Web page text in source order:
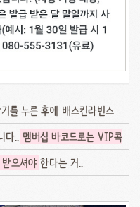
를 누른 후에 배스킨라빈스
다.. 멤버십 바코드로는 VIP콕
으셔야한다는 거..